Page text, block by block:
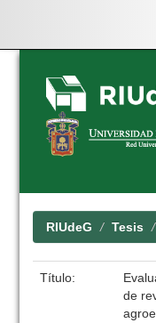
Skip
navigation
RIUdeG Tesis
Título:
de